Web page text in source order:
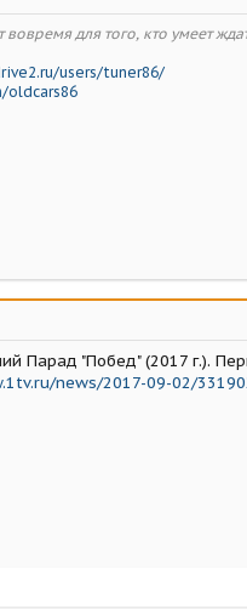
вовремя для того, кто умеет
users/tuner86/
oldcars86
Парад "Побед" (2017 г.).
news/2017-09-02/